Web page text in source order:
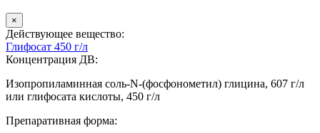
×
Действующее вещество:
Глифосат 450 г/л
Концентрация ДВ:
Изопропиламинная соль-N-(фосфонометил) глицина, 607 г/л
или глифосата кислоты, 450 г/л
Препаративная форма: